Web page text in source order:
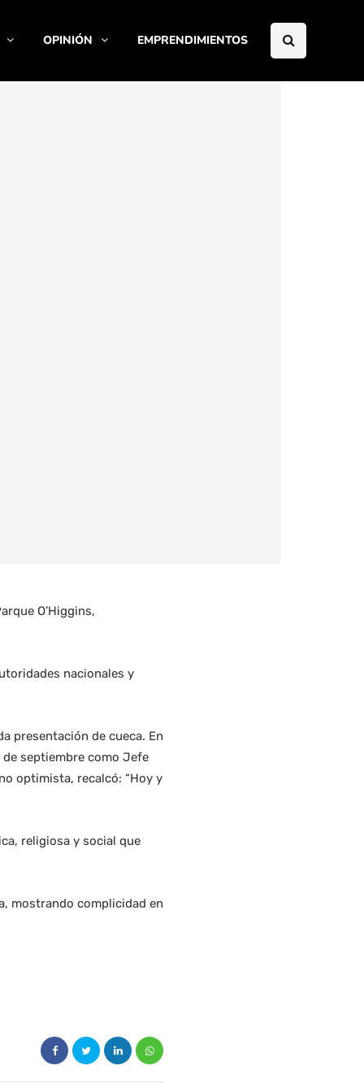
OPINIÓN EMPRENDIMIENTOS
O’Higgins,
nacionales y
presentación de cueca. En
septiembre como Jefe
optimista, recalcó: “Hoy y
religiosa y social que
mostrando complicidad en